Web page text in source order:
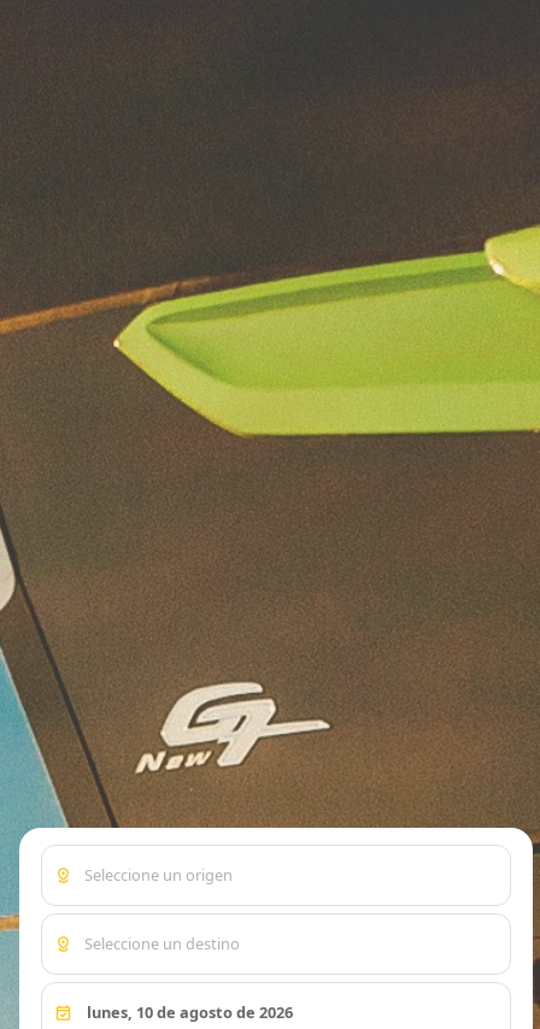
distance Seleccione un origen
distance Seleccione un destino
event_available lunes, 10 de agosto de 2026